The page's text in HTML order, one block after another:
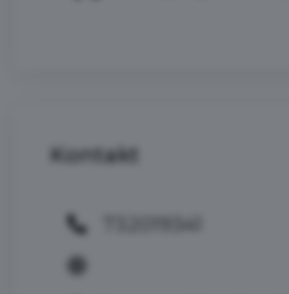
Kontakt